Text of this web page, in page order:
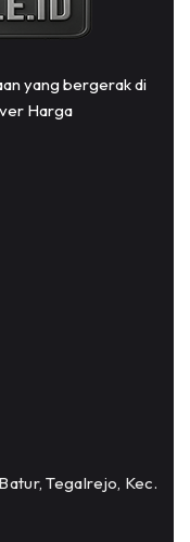
yang bergerak di
Harga
Tegalrejo, Kec.